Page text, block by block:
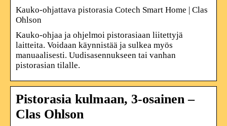
Kauko-ohjattava pistorasia Cotech Smart Home | Clas
Ohlson
Kauko-ohjaa ja ohjelmoi pistorasiaan liitettyjä
laitteita. Voidaan käynnistää ja sulkea myös
manuaalisesti. Uudisasennukseen tai vanhan
pistorasian tilalle.
Pistorasia kulmaan, 3-osainen –
Clas Ohlson